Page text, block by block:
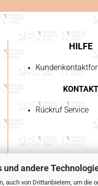
und andere
auch von Drittanbietern, um
HILFE
KONTAKT
Rückruf Service